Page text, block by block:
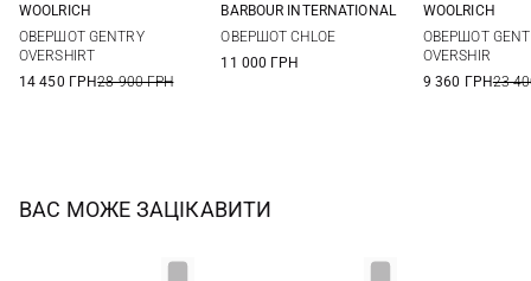
L
WOOLRICH
ОВЕРШОТ GENTRY
OVERSHIRT
14 450 ГРН28 900 ГРН
BARBOUR INTERNATIONAL
ОВЕРШОТ CHLOE
11 000 ГРН
XL
WOOLRICH
ОВЕРШОТ
OVERSHIR
9 360 ГРН23
ВАС МОЖЕ ЗАЦІКАВИТИ